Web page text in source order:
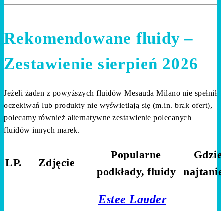
Rekomendowane fluidy –
Zestawienie sierpień 2026
Jeżeli żaden z powyższych fluidów Mesauda Milano nie spełnił
oczekiwań lub produkty nie wyświetlają się (m.in. brak ofert),
polecamy również alternatywne zestawienie polecanych
fluidów innych marek.
LP. Zdjęcie
Popularne
podkłady, fluidy
Estee Lauder